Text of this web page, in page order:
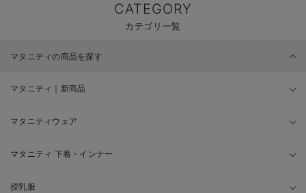
CATEGORY
カテゴリ一覧
マタニティの商品を探す
マタニティ｜新商品
マタニティウェア
マタニティ 下着・インナー
授乳服